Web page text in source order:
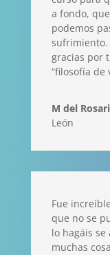
a fondo,
podemos
sufrimiento.
gracias por
“filosofía de
M del
León
Fue
que no se
lo hagáis
muchas